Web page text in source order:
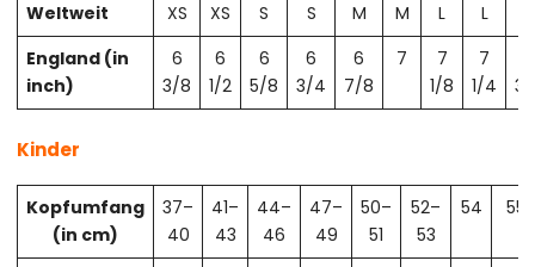
Weltweit XS XS S S M M L L
England (in
inch)
6
3/8
6
1/2
6
5/8
6
3/4
6
7/8
7
7
1/8
7
1/4
Kinder
Kopfumfang
(in cm)
37–
40
41–
43
44–
46
47–
49
50–
51
52–
53
54 55